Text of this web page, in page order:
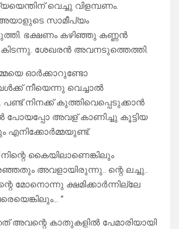
വെച്ചു വിളമ്പണം.
സാമീപ്യം
ഭക്ഷണം കഴിഞ്ഞു കണ്ണൻ
കിടന്നു. ശേഖരൻ അവനടുത്തെത്തി.
ഓർക്കാറുണ്ടോ
നീയെന്നു വെച്ചാൽ
നിനക്ക് കുത്തിവെപ്പെടുക്കാൻ
അവള് കാണിച്ചു കൂട്ടിയ
എനിക്കോർമ്മയുണ്ട്.
കൈയിലാണെങ്കിലും
അവളായിരുന്നു.. ന്റെ ലച്ചു..
മോനൊന്നു ക്ഷമിക്കാർന്നില്ലേ
”
കാതുകളിൽ പേമാരിയായി